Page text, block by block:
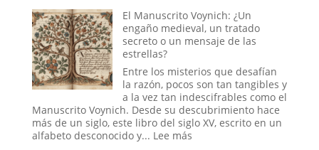
el
Cielo
Abre
Compuertas:
El
Misterio
y
la
Ciencia
El Manuscrito Voynich: ¿Un
engaño medieval, un tratado
secreto o un mensaje de las
estrellas?
Entre los misterios que desafían
la razón, pocos son tan tangibles y
a la vez tan indescifrables como el
Manuscrito Voynich. Desde su descubrimiento hace
más de un siglo, este libro del siglo XV, escrito en un
alfabeto desconocido y... Lee más: